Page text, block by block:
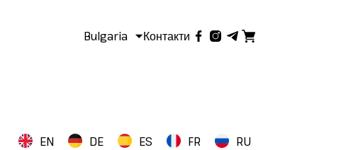
Bulgaria Контакти
EN DE ES FR RU